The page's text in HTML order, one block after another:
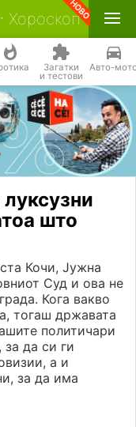
Хороскоп
Загатки
и тестови
Авто-
што
Кочи, Јужна
Суд и ова не
Кога вакво
тогаш државата
политичари
за да си ги
а и
за да има